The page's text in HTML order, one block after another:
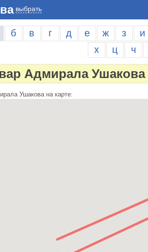
выбрать
б в г д е ж з и
х
ц ч
Адмирала Ушакова
Ушакова на карте: